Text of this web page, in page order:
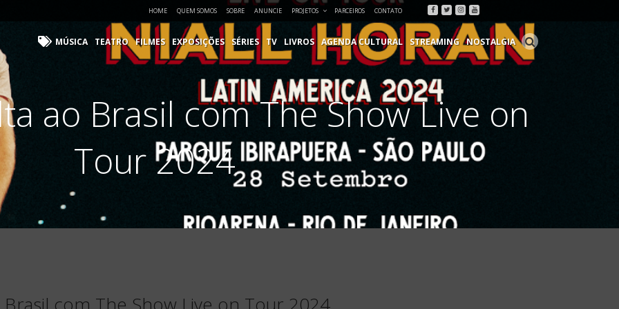
HOME QUEM SOMOS SOBRE ANUNCIE PROJETOS PARCEIROS CONTATO Facebook
Twitter
Instagram
Youtube
MÚSICA TEATRO FILMES EXPOSIÇÕES SÉRIES TV LIVROS AGENDA CULTURAL STREAMING NOSTALGIA
ao Brasil com The Show Live on
Tour 2024
com The Show Live on Tour 2024